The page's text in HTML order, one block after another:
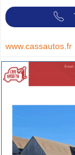
www.cassautos.fr